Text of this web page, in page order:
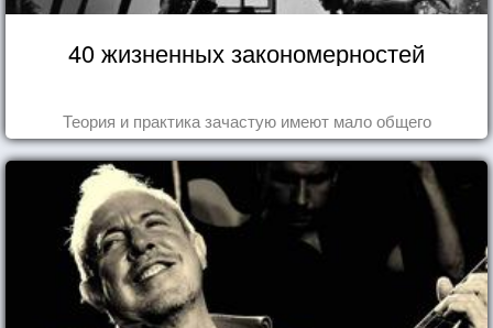
40 жизненных закономерностей
Теория и практика зачастую имеют мало общего